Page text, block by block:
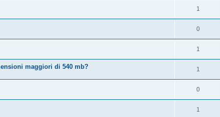
1
0
1
maggiori di 540 mb? 1
0
1